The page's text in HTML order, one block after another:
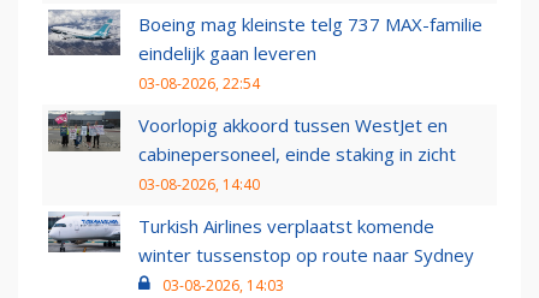
Boeing mag kleinste telg 737 MAX-familie
eindelijk gaan leveren
03-08-2026, 22:54
Voorlopig akkoord tussen WestJet en
cabinepersoneel, einde staking in zicht
03-08-2026, 14:40
Turkish Airlines verplaatst komende
winter tussenstop op route naar Sydney
03-08-2026, 14:03